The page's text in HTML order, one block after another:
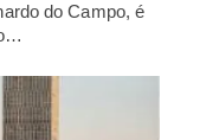
do Campo, é